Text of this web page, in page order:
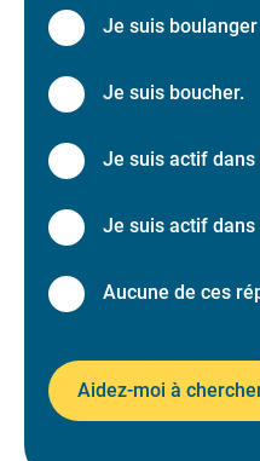
Je suis
Je suis boucher.
Je suis actif dans
Je suis actif
Aucune de ces
Aidez-moi à